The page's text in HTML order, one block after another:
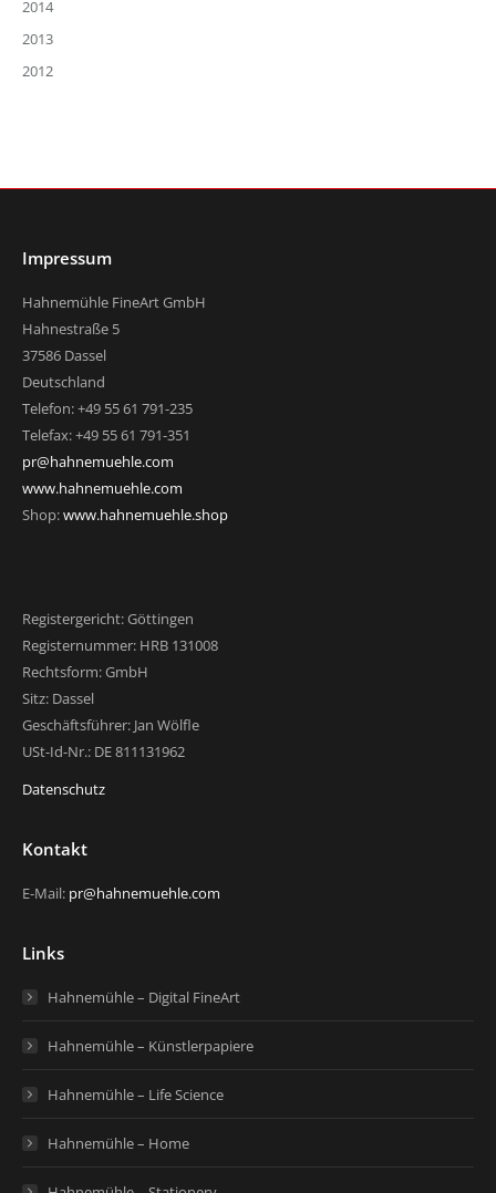
2014
2013
2012
Impressum
Hahnemühle FineArt GmbH
Hahnestraße 5
37586 Dassel
Deutschland
Telefon: +49 55 61 791-235
Telefax: +49 55 61 791-351
pr@hahnemuehle.com
www.hahnemuehle.com
Shop:www.hahnemuehle.shop
Registergericht: Göttingen
Registernummer: HRB 131008
Rechtsform: GmbH
Sitz: Dassel
Geschäftsführer: Jan Wölfle
USt-Id-Nr.: DE 811131962
Datenschutz
Kontakt
E-Mail: pr@hahnemuehle.com
Links
Hahnemühle – Digital FineArt
Hahnemühle – Künstlerpapiere
Hahnemühle – Life Science
Hahnemühle – Home